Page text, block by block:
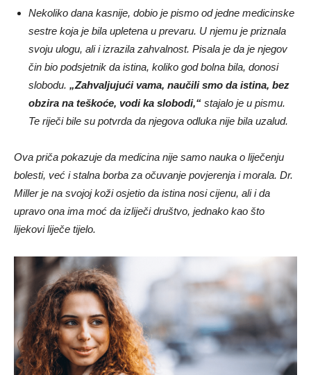
Nekoliko dana kasnije, dobio je pismo od jedne medicinske
sestre koja je bila upletena u prevaru. U njemu je priznala
svoju ulogu, ali i izrazila zahvalnost. Pisala je da je njegov
čin bio podsjetnik da istina, koliko god bolna bila, donosi
slobodu. „Zahvaljujući vama, naučili smo da istina, bez
obzira na teškoće, vodi ka slobodi,“ stajalo je u pismu.
Te riječi bile su potvrda da njegova odluka nije bila uzalud.
Ova priča pokazuje da medicina nije samo nauka o liječenju
bolesti, već i stalna borba za očuvanje povjerenja i morala. Dr.
Miller je na svojoj koži osjetio da istina nosi cijenu, ali i da
upravo ona ima moć da izliječi društvo, jednako kao što
lijekovi liječe tijelo.